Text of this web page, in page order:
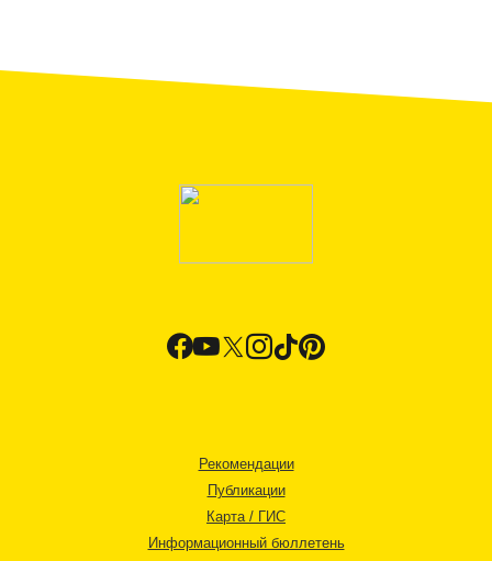
Рекомендации
Публикации
Карта / ГИС
Информационный бюллетень